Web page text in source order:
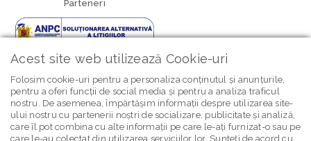
Parteneri
newsletter Bebe Brands
Acest site web utilizează Cookie-uri
Folosim cookie-uri pentru a personaliza conținutul și anunțurile,
pentru a oferi funcții de social media și pentru a analiza traficul
nostru. De asemenea, împărtășim informații despre utilizarea site-
ului nostru cu partenerii noștri de socializare, publicitate și analiză,
care îl pot combina cu alte informații pe care le-ați furnizat-o sau pe
care le-au colectat din utilizarea serviciilor lor. Sunteți de acord cu